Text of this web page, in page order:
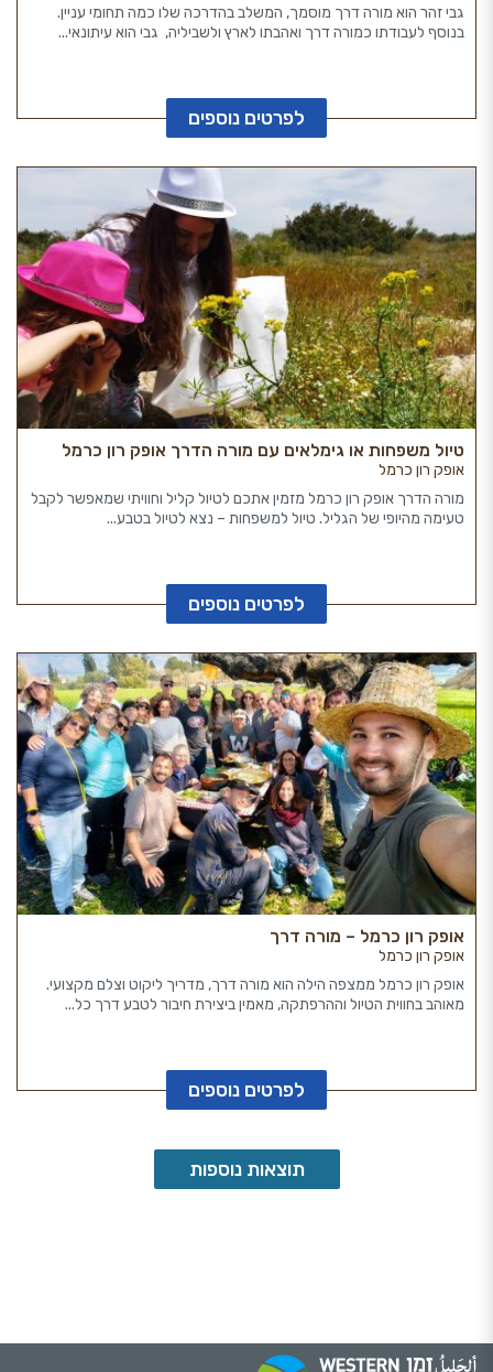
גבי זהר הוא מורה דרך מוסמך, המשלב בהדרכה שלו כמה תחומי עניין.
בנוסף לעבודתו כמורה דרך ואהבתו לארץ ולשביליה, גבי הוא עיתונאי...
לפרטים נוספים
טיול משפחות או גימלאים עם מורה הדרך אופק רון כרמל
אופק רון כרמל
מורה הדרך אופק רון כרמל מזמין אתכם לטיול קליל וחוויתי שמאפשר לקבל
טעימה מהיופי של הגליל. טיול למשפחות – נצא לטיול בטבע...
לפרטים נוספים
אופק רון כרמל – מורה דרך
אופק רון כרמל
אופק רון כרמל ממצפה הילה הוא מורה דרך, מדריך ליקוט וצלם מקצועי.
מאוהב בחווית הטיול וההרפתקה, מאמין ביצירת חיבור לטבע דרך כל...
לפרטים נוספים
תוצאות נוספות